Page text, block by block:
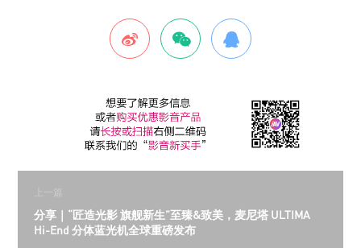
上一篇
分享｜“匠造光影 旗舰新生”至臻&致美，麦尼塔 ULTIMA
Hi-End 分体蓝光机全球重磅发布